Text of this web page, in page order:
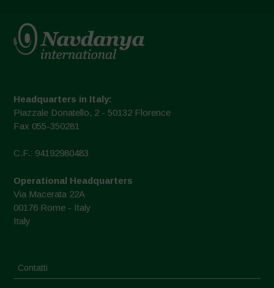
Headquarters in Italy:
Piazzale Donatello, 2 - 50132 Florence
Fax 055-350281
C.F.: 94192980483
Operational Headquarters
Via Macerata 22A
00176 Rome - Italy
Italy
Contatti